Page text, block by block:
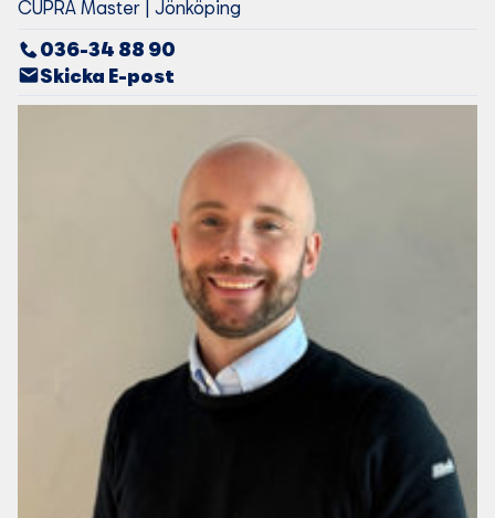
CUPRA Master | Jönköping
036-34 88 90
Skicka E-post